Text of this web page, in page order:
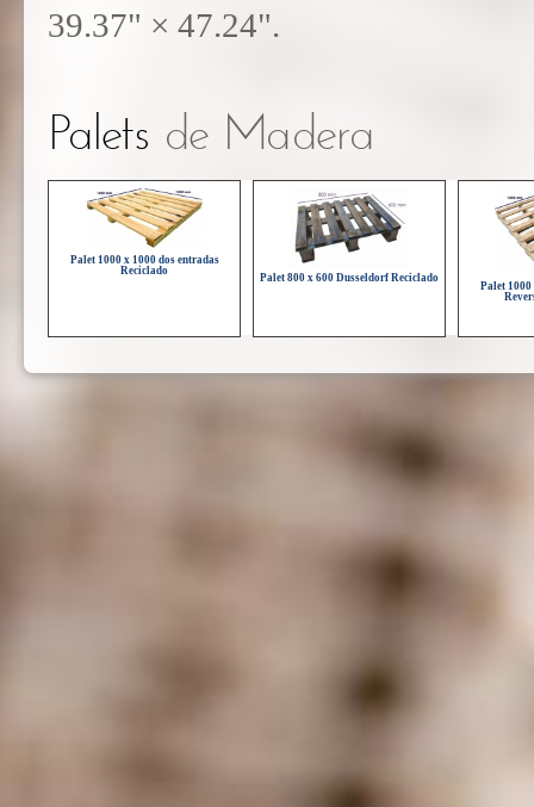
39.37" × 47.24".
Palets de Madera
Palet 1000 x 1000 dos entradas
Reciclado
Palet 800 x 600 Dusseldorf Reciclado
Palet 1000